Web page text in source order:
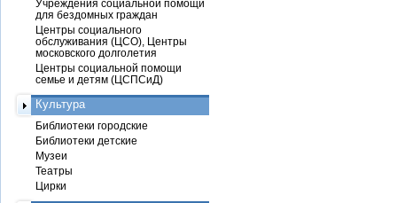
Учреждения социальной помощи
для бездомных граждан
Центры социального
обслуживания (ЦСО), Центры
московского долголетия
Центры социальной помощи
семье и детям (ЦСПСиД)
Культура
Библиотеки городские
Библиотеки детские
Музеи
Театры
Цирки